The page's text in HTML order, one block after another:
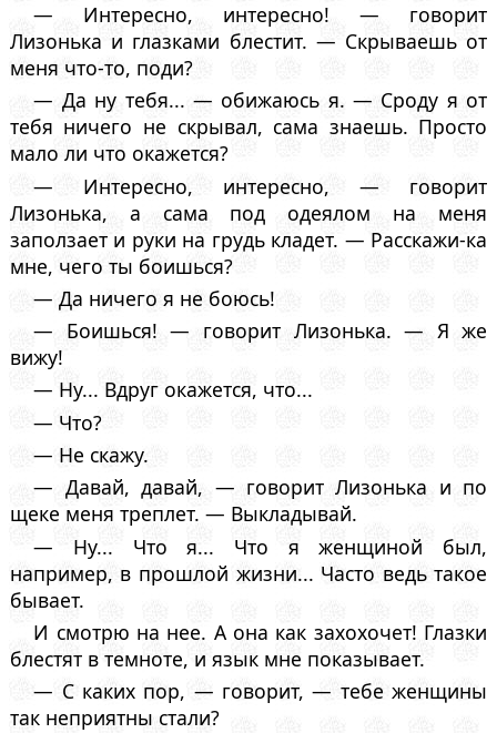
— Интересно, интересно! — говорит
Лизонька и глазками блестит. — Скрываешь от
меня что-то, поди?
— Да ну тебя... — обижаюсь я. — Сроду я от
тебя ничего не скрывал, сама знаешь. Просто
мало ли что окажется?
— Интересно, интересно, — говорит
Лизонька, а сама под одеялом на меня
заползает и руки на грудь кладет. — Расскажи-ка
мне, чего ты боишься?
— Да ничего я не боюсь!
— Боишься! — говорит Лизонька. — Я же
вижу!
— Ну... Вдруг окажется, что...
— Что?
— Не скажу.
— Давай, давай, — говорит Лизонька и по
щеке меня треплет. — Выкладывай.
— Ну... Что я... Что я женщиной был,
например, в прошлой жизни... Часто ведь такое
бывает.
И смотрю на нее. А она как захохочет! Глазки
блестят в темноте, и язык мне показывает.
— С каких пор, — говорит, — тебе женщины
так неприятны стали?